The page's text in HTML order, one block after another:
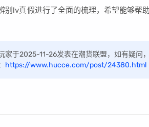
别lv真假进行了全面的梳理，希望能够帮
家于2025-11-26发表在潮货联盟，如有疑问，
https://www.hucce.com/post/24380.html